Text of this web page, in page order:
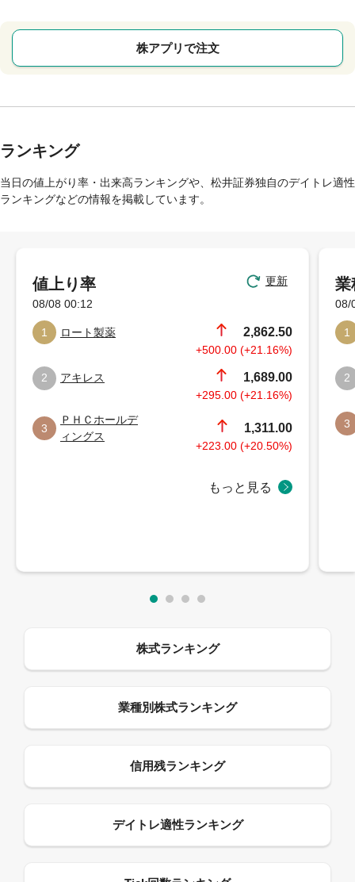
株アプリで注文
ランキング
当日の値上がり率・出来高ランキングや、松井証券独自のデイトレ適性
ランキングなどの情報を掲載しています。